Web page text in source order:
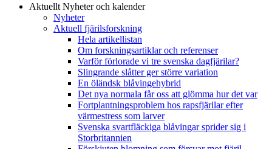
Aktuellt Nyheter och kalender
Nyheter
Aktuell fjärilsforskning
Hela artikellistan
Om forskningsartiklar och referenser
Varför förlorade vi tre svenska dagfjärilar?
Slingrande slåtter ger större variation
En öländsk blåvingehybrid
Det nya normala får oss att glömma hur det var
Fortplantningsproblem hos rapsfjärilar efter
värmestress som larver
Svenska svartfläckiga blåvingar sprider sig i
Storbritannien